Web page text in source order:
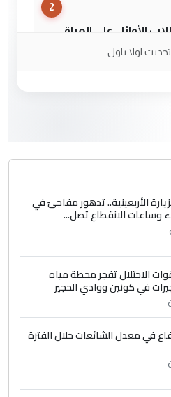
2
الأوائل على العراق
الصافي في العتبات
جدا ولامصلحة فيه
الصائب يكون بعد
...
مدير مستشفى الكرخ
4
علي ماما يسقط
للعراق ومن اصول عريقة
على صدام حسين سل
اولا باول
الأربعينية.. تدهور مفاجئ في
وساعات الانقطاع تصل...
الاحتلال تفجر محطة مياه
في كونين ووادي الحجير
في معدل الشائعات خلال الفترة